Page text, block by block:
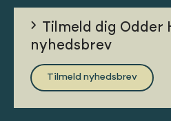
Tilmeld dig Odder
nyhedsbrev
Tilmeld nyhedsbrev